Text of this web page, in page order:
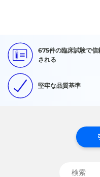
675件の臨床試験で信
される
堅牢な品質基準
検